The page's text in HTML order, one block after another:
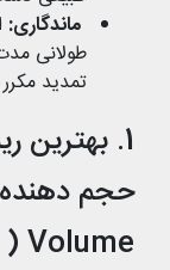
ماندگاری:
طولانی
تمدید
1. بهترین
Volume ( قیمت: 395000 تومان)